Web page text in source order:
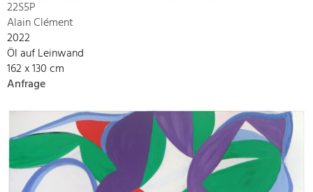
22S5P
Alain Clément
2022
Öl auf Leinwand
162 x 130 cm
Anfrage